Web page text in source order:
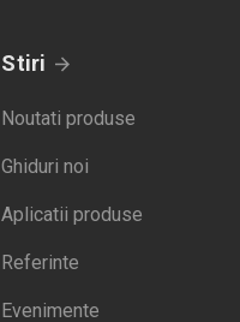
Stiri
Noutati produse
Ghiduri noi
Aplicatii produse
Referinte
Evenimente